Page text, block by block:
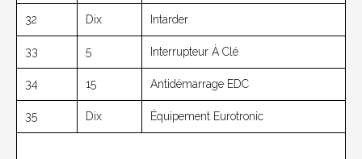
32 Dix Intarder
33 5 Interrupteur À Clé
34 15 Antidémarrage EDC
35 Dix Équipement Eurotronic